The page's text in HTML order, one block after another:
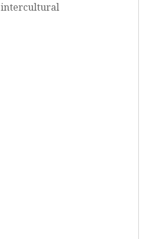
intercultural